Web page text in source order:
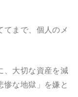
てまで、個人のメ
、大切な資産を減
惨な地獄」を嫌と